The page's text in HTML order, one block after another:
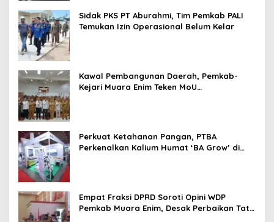
Sidak PKS PT Aburahmi, Tim Pemkab PALI
Temukan Izin Operasional Belum Kelar
Kawal Pembangunan Daerah, Pemkab-
Kejari Muara Enim Teken MoU
Perkuat Ketahanan Pangan, PTBA
Perkenalkan Kalium Humat ‘BA Grow’ di
Empat Fraksi DPRD Soroti Opini WDP
Pemkab Muara Enim, Desak Perbaikan Tata